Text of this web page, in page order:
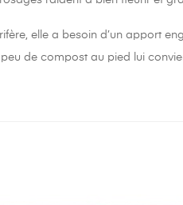
elle a besoin d’un apport
de compost au pied lui